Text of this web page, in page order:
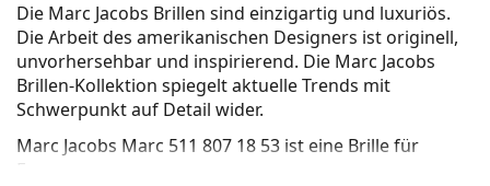
Die Marc Jacobs Brillen sind einzigartig und luxuriös.
Die Arbeit des amerikanischen Designers ist originell,
unvorhersehbar und inspirierend. Die Marc Jacobs
Brillen-Kollektion spiegelt aktuelle Trends mit
Schwerpunkt auf Detail wider.
Marc Jacobs Marc 511 807 18 53 ist eine Brille für
Frauen.